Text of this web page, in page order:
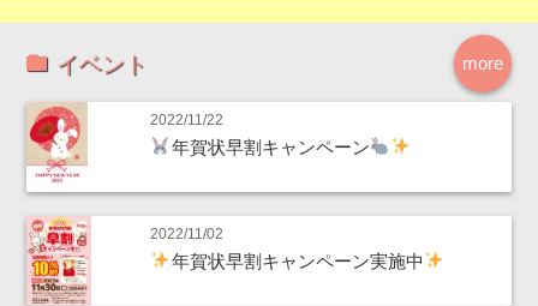
more
イベント
2022/11/22
年賀状早割キャンペーン
2022/11/02
年賀状早割キャンペーン実施中